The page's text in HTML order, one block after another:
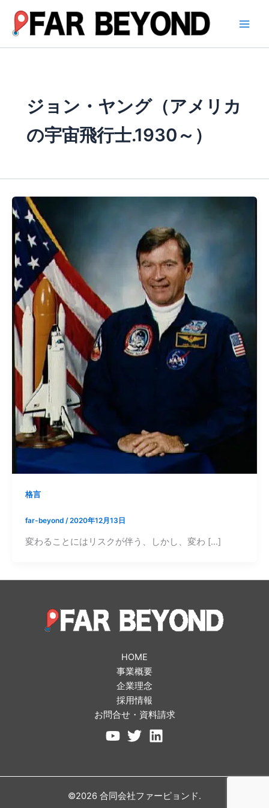
ス
ジョン・ヤング（アメリカ
の宇宙飛行士.1930～）
格言
far-beyond /2020年12月13日
変わることにはリスクが伴う、しかし、変わ […]
HOME
事業概要
企業理念
採用情報
お問合せ・資料請求
©2026 合同会社ファーピョンド.